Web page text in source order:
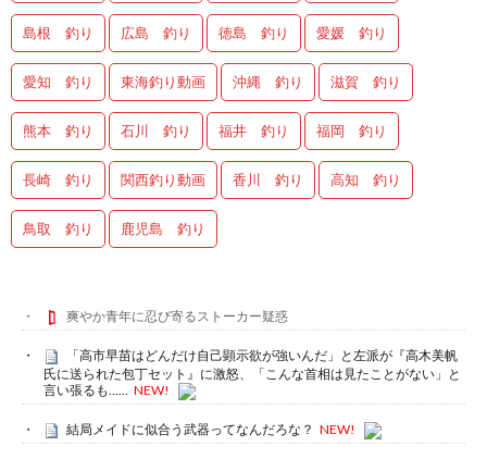
島根 釣り 広島 釣り 徳島 釣り 愛媛 釣り
愛知 釣り 東海釣り動画 沖縄 釣り 滋賀 釣り
熊本 釣り 石川 釣り 福井 釣り 福岡 釣り
長崎 釣り 関西釣り動画 香川 釣り 高知 釣り
鳥取 釣り 鹿児島 釣り
爽やか青年に忍び寄るストーカー疑惑
「高市早苗はどんだけ自己顕示欲が強いんだ」と左派が『高木美帆
氏に送られた包丁セット』に激怒、「こんな首相は見たことがない」と
言い張るも…… NEW!
結局メイドに似合う武器ってなんだろな？ NEW!